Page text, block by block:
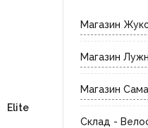
Elite
Магазин
Магазин
Магазин
Склад -